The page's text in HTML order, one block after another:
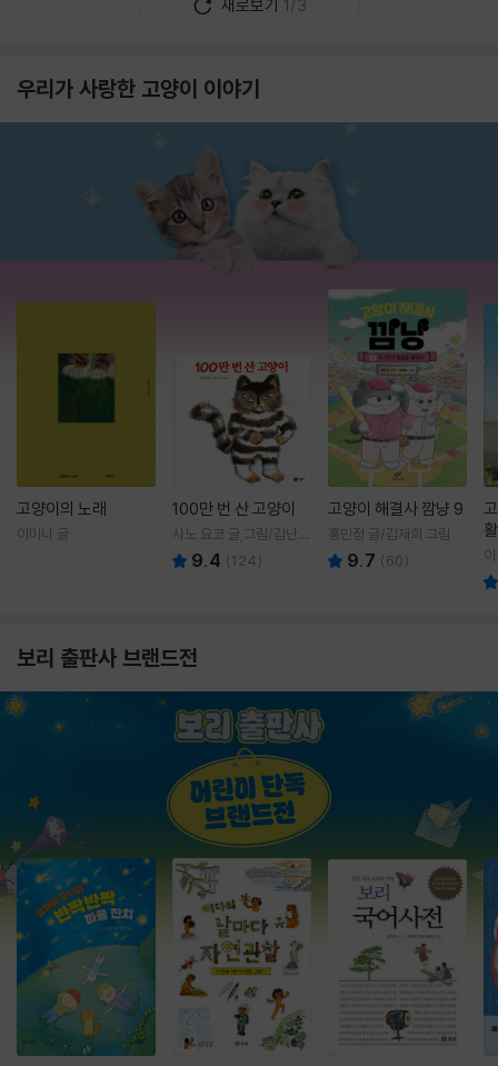
새로보기 1/3
우리가 사랑한 고양이 이야기
고양이의 노래
이미나 글
100만 번 산 고양이
사노 요코 글,그림/김난주
역 9.4 (124)
고양이 해결사 깜냥 9
홍민정 글/김재희 그림
9.7 (60)
보리 출판사 브랜드전